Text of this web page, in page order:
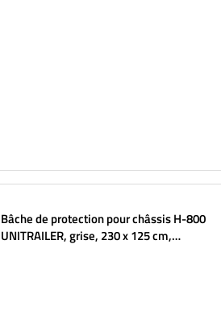
Bâche de protection pour châssis H-800
UNITRAILER, grise, 230 x 125 cm,